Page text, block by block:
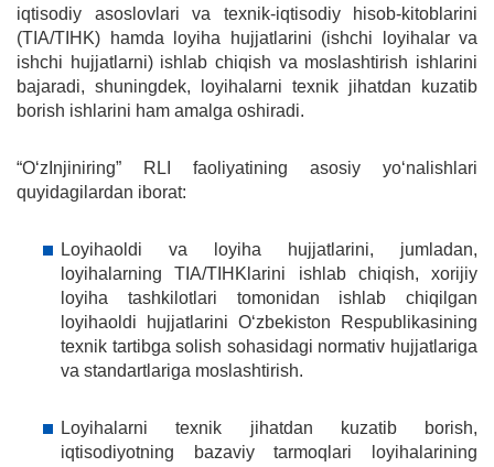
iqtisodiy asoslovlari va texnik-iqtisodiy hisob-kitoblarini
(TIA/TIHK) hamda loyiha hujjatlarini (ishchi loyihalar va
ishchi hujjatlarni) ishlab chiqish va moslashtirish ishlarini
bajaradi, shuningdek, loyihalarni texnik jihatdan kuzatib
borish ishlarini ham amalga oshiradi.
“O‘zInjiniring” RLI faoliyatining asosiy yo‘nalishlari
quyidagilardan iborat:
Loyihaoldi va loyiha hujjatlarini, jumladan,
loyihalarning TIA/TIHKlarini ishlab chiqish, xorijiy
loyiha tashkilotlari tomonidan ishlab chiqilgan
loyihaoldi hujjatlarini O‘zbekiston Respublikasining
texnik tartibga solish sohasidagi normativ hujjatlariga
va standartlariga moslashtirish.
Loyihalarni texnik jihatdan kuzatib borish,
iqtisodiyotning bazaviy tarmoqlari loyihalarining